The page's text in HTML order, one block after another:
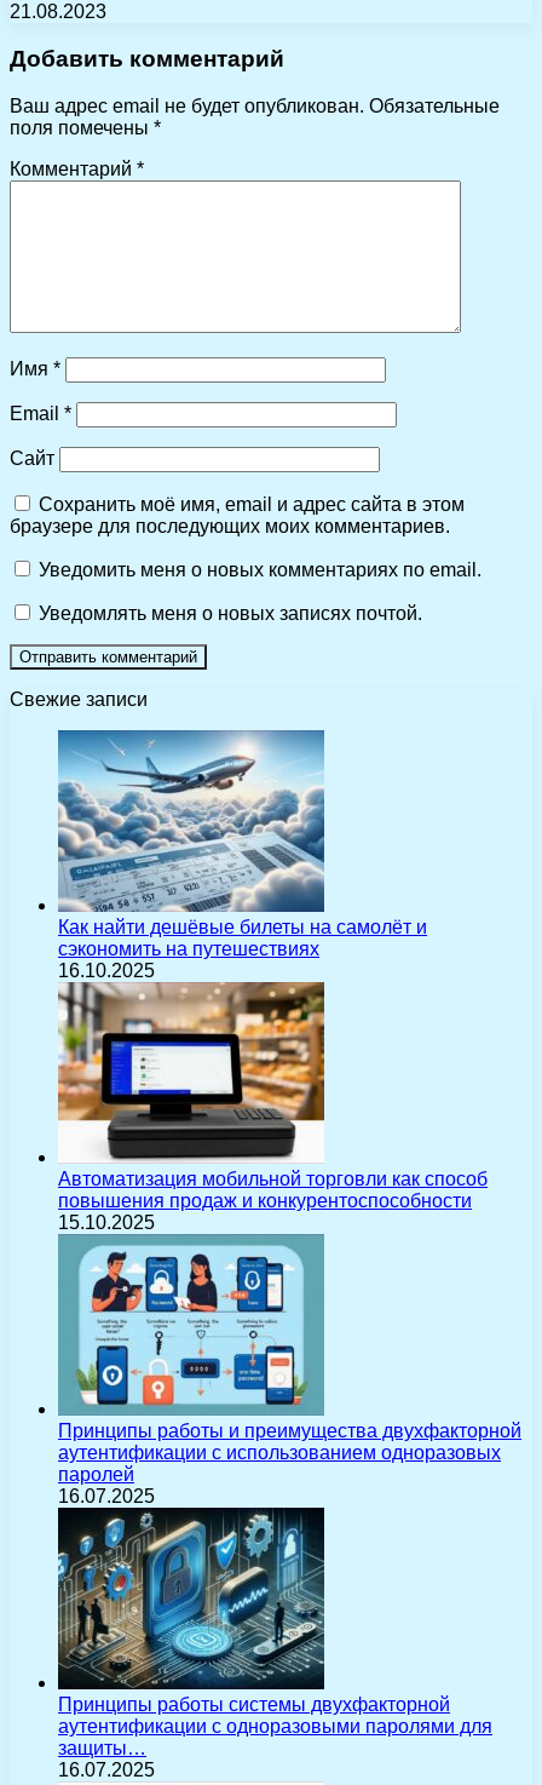
21.08.2023
Добавить комментарий
Ваш адрес email не будет опубликован. Обязательные
поля помечены *
Комментарий *
Имя *
Email *
Сайт
Сохранить моё имя, email и адрес сайта в этом
браузере для последующих моих комментариев.
Уведомить меня о новых комментариях по email.
Уведомлять меня о новых записях почтой.
Свежие записи
Как найти дешёвые билеты на самолёт и
сэкономить на путешествиях
16.10.2025
Автоматизация мобильной торговли как способ
повышения продаж и конкурентоспособности
15.10.2025
Принципы работы и преимущества двухфакторной
аутентификации с использованием одноразовых
паролей
16.07.2025
Принципы работы системы двухфакторной
аутентификации с одноразовыми паролями для
защиты…
16.07.2025